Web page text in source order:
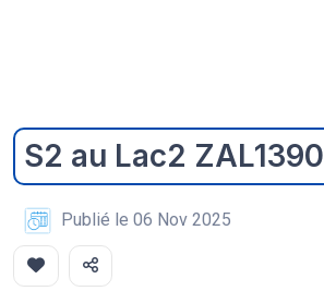
S2 au Lac2 ZAL1390
Publié le 06 Nov 2025